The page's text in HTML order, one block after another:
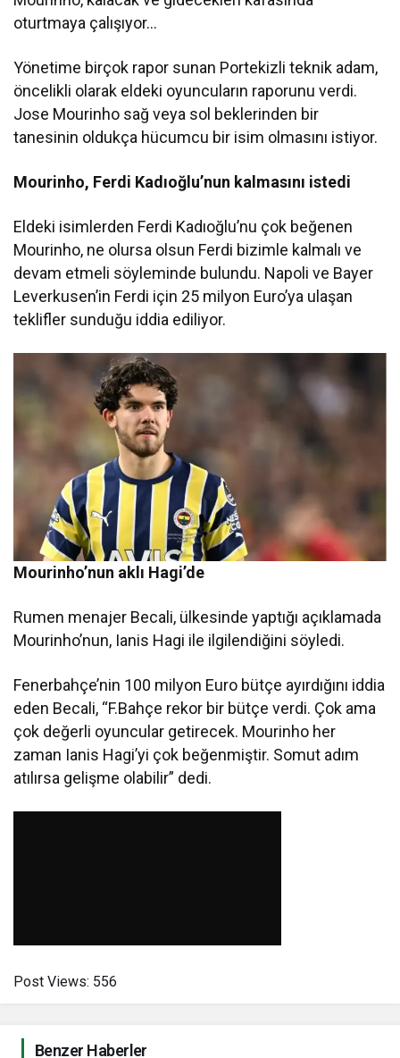
oturtmaya çalışıyor…
Yönetime birçok rapor sunan Portekizli teknik adam,
öncelikli olarak eldeki oyuncuların raporunu verdi.
Jose Mourinho sağ veya sol beklerinden bir
tanesinin oldukça hücumcu bir isim olmasını istiyor.
Mourinho, Ferdi Kadıoğlu’nun kalmasını istedi
Eldeki isimlerden Ferdi Kadıoğlu’nu çok beğenen
Mourinho, ne olursa olsun Ferdi bizimle kalmalı ve
devam etmeli söyleminde bulundu. Napoli ve Bayer
Leverkusen’in Ferdi için 25 milyon Euro’ya ulaşan
teklifler sunduğu iddia ediliyor.
Mourinho’nun aklı Hagi’de
Rumen menajer Becali, ülkesinde yaptığı açıklamada
Mourinho’nun, Ianis Hagi ile ilgilendiğini söyledi.
Fenerbahçe’nin 100 milyon Euro bütçe ayırdığını iddia
eden Becali, “F.Bahçe rekor bir bütçe verdi. Çok ama
çok değerli oyuncular getirecek. Mourinho her
zaman Ianis Hagi’yi çok beğenmiştir. Somut adım
atılırsa gelişme olabilir” dedi.
Post Views: 556
Benzer Haberler